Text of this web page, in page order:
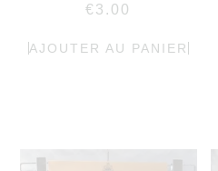
€ 3.00
AJOUTER AU PANIER